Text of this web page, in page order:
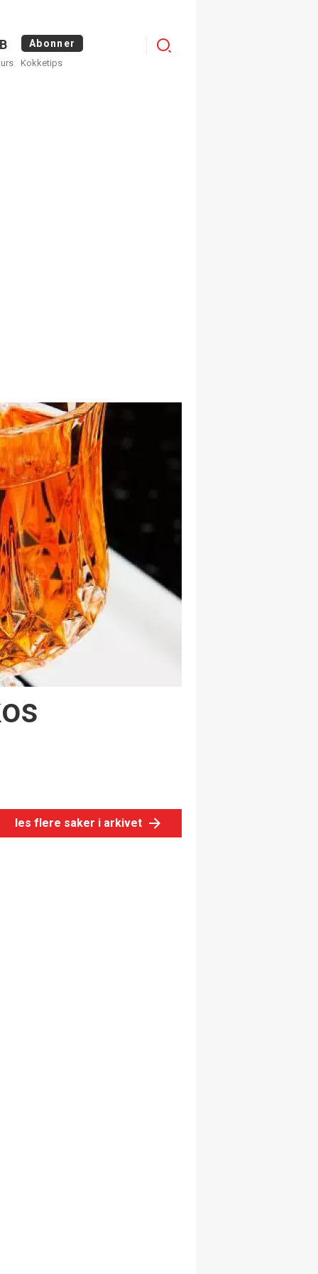
Abonner
Kokketips
Logg
les flere saker i arkivet